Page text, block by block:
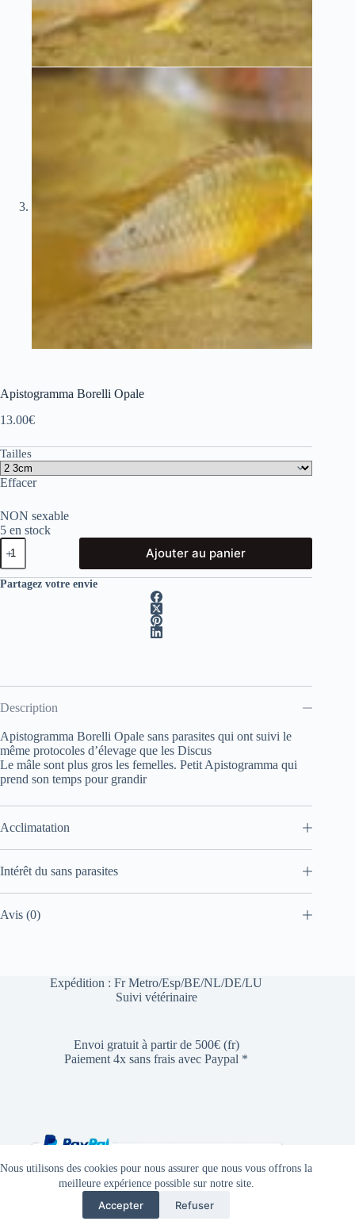
Nous utilisons des cookies pour nous assurer que nous vous offrons la
meilleure expérience possible sur notre site.
Accepter Refuser
Apistogramma Borelli Opale
13.00€
Tailles
Effacer
NON sexable
5 en stock
quantité
de
Apistogramma
Borelli
Ajouter au panier
Partagez votre envie
Description
Apistogramma Borelli Opale sans parasites qui ont suivi le
même protocoles d’élevage que les Discus
Le mâle sont plus gros les femelles. Petit Apistogramma qui
prend son temps pour grandir
Acclimatation
Intérêt du sans parasites
Avis (0)
Expédition : Fr Metro/Esp/BE/NL/DE/LU
Suivi vétérinaire
Envoi gratuit à partir de 500€ (fr)
Paiement 4x sans frais avec Paypal *